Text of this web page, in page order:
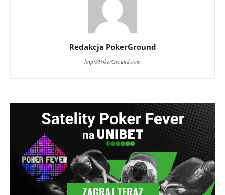
Redakcja PokerGround
http://PokerGround.com